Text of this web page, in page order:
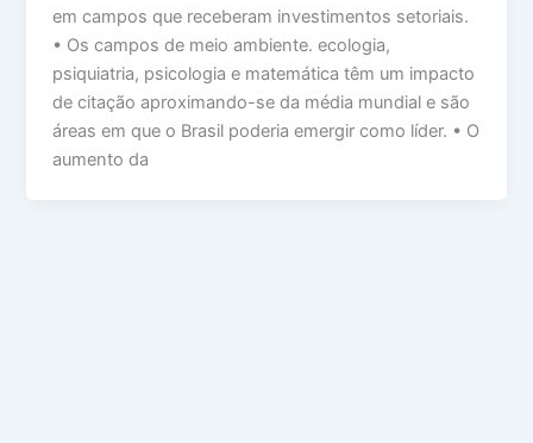
em campos que receberam investimentos setoriais.
• Os campos de meio ambiente. ecologia,
psiquiatria, psicologia e matemática têm um impacto
de citação aproximando-se da média mundial e são
áreas em que o Brasil poderia emergir como líder. • O
aumento da